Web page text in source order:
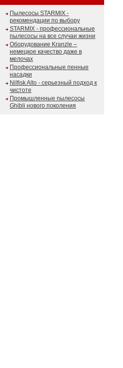
Пылесосы STARMIX -
рекомендации по выбору
STARMIX - профессиональные
пылесосы на все случаи жизни
Оборудование Kranzle –
немецкое качество даже в
мелочах
Профессиональные пенные
насадки
Nilfisk Alto - серьезный подход к
чистоте
Промышленные пылесосы
Ghibli нового поколения